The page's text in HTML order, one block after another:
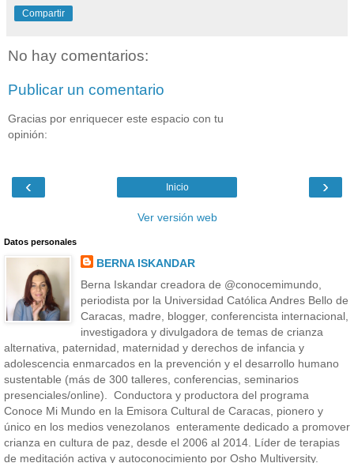
Compartir
No hay comentarios:
Publicar un comentario
Gracias por enriquecer este espacio con tu
opinión:
‹ ›
Inicio
Ver versión web
Datos personales
BERNA ISKANDAR
Berna Iskandar creadora de @conocemimundo,
periodista por la Universidad Católica Andres Bello de
Caracas, madre, blogger, conferencista internacional,
investigadora y divulgadora de temas de crianza
alternativa, paternidad, maternidad y derechos de infancia y
adolescencia enmarcados en la prevención y el desarrollo humano
sustentable (más de 300 talleres, conferencias, seminarios
presenciales/online). Conductora y productora del programa
Conoce Mi Mundo en la Emisora Cultural de Caracas, pionero y
único en los medios venezolanos enteramente dedicado a promover
crianza en cultura de paz, desde el 2006 al 2014. Líder de terapias
de meditación activa y autoconocimiento por Osho Multiversity.